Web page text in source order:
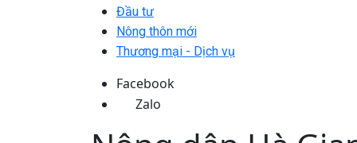
Đầu tư
Nông thôn mới
Thương mại - Dịch vụ
Facebook
Zalo